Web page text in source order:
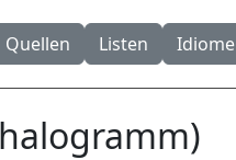
Quellen Listen Idiome